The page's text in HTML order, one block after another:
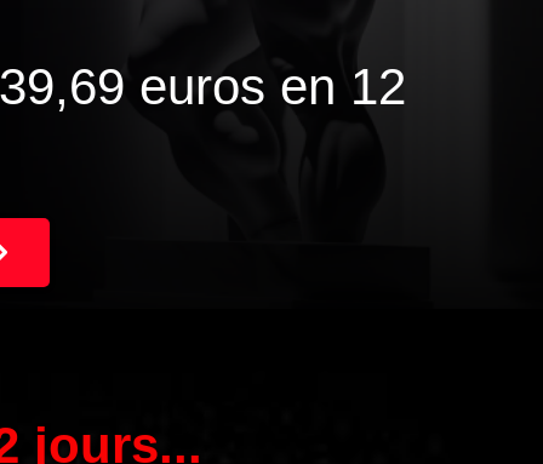
euros en 12
jours...